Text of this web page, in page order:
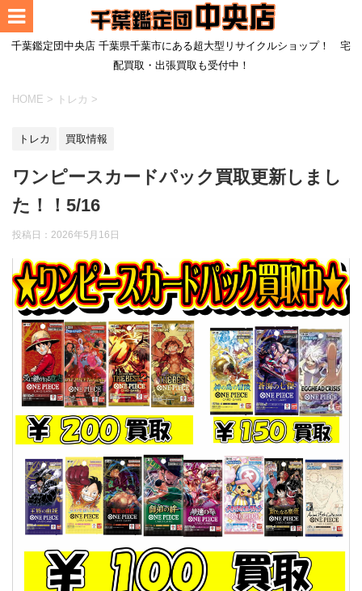
千葉鑑定団中央店 千葉県千葉市にある超大型リサイクルショップ！ 宅
配買取・出張買取も受付中！
HOME > トレカ >
トレカ 買取情報
ワンピースカードパック買取更新しまし
た！！5/16
投稿日： 2026年5月16日